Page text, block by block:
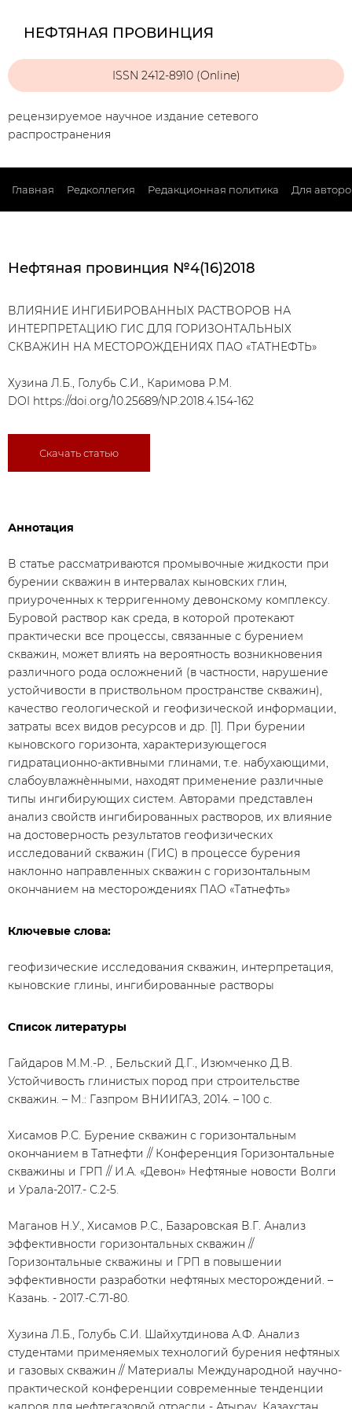
НЕФТЯНАЯ ПРОВИНЦИЯ
ISSN 2412-8910 (Online)
рецензируемое научное издание сетевого
распространения
Главная Редколлегия Редакционная политика Для
Нефтяная провинция №4(16)2018
ВЛИЯНИЕ ИНГИБИРОВАННЫХ РАСТВОРОВ НА
ИНТЕРПРЕТАЦИЮ ГИС ДЛЯ ГОРИЗОНТАЛЬНЫХ
СКВАЖИН НА МЕСТОРОЖДЕНИЯХ ПАО «ТАТНЕФТЬ»
Хузина Л.Б., Голубь С.И., Каримова Р.М.
DOI https://doi.org/10.25689/NP.2018.4.154-162
Скачать статью
Аннотация
В статье рассматриваются промывочные жидкости при
бурении скважин в интервалах кыновских глин,
приуроченных к терригенному девонскому комплексу.
Буровой раствор как среда, в которой протекают
практически все процессы, связанные с бурением
скважин, может влиять на вероятность возникновения
различного рода осложнений (в частности, нарушение
устойчивости в приствольном пространстве скважин),
качество геологической и геофизической информации,
затраты всех видов ресурсов и др. [1]. При бурении
кыновского горизонта, характеризующегося
гидратационно-активными глинами, т.е. набухающими,
слабоувлажнѐнными, находят применение различные
типы ингибирующих систем. Авторами представлен
анализ свойств ингибированных растворов, их влияние
на достоверность результатов геофизических
исследований скважин (ГИС) в процессе бурения
наклонно направленных скважин с горизонтальным
окончанием на месторождениях ПАО «Татнефть»
Ключевые слова:
геофизические исследования скважин, интерпретация,
кыновские глины, ингибированные растворы
Список литературы
Гайдаров М.М.-Р. , Бельский Д.Г., Изюмченко Д.В.
Устойчивость глинистых пород при строительстве
скважин. – М.: Газпром ВНИИГАЗ, 2014. – 100 с.
Хисамов Р.С. Бурение скважин с горизонтальным
окончанием в Татнефти // Конференция Горизонтальные
скважины и ГРП // И.А. «Девон» Нефтяные новости Волги
и Урала-2017.- С.2-5.
Маганов Н.У., Хисамов Р.С., Базаровская В.Г. Анализ
эффективности горизонтальных скважин //
Горизонтальные скважины и ГРП в повышении
эффективности разработки нефтяных месторождений. –
Казань. - 2017.-С.71-80.
Хузина Л.Б., Голубь С.И. Шайхутдинова А.Ф. Анализ
студентами применяемых технологий бурения нефтяных
и газовых скважин // Материалы Международной научно-
практической конференции современные тенденции